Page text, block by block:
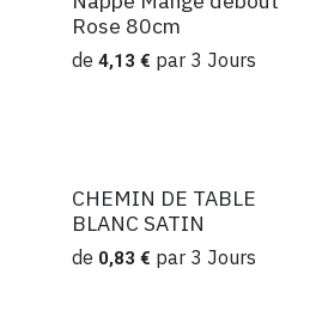
Location
Rose 80cm
de 4,13 € par 3 Jours
Location
CHEMIN DE TABLE
BLANC SATIN
de 0,83 € par 3 Jours